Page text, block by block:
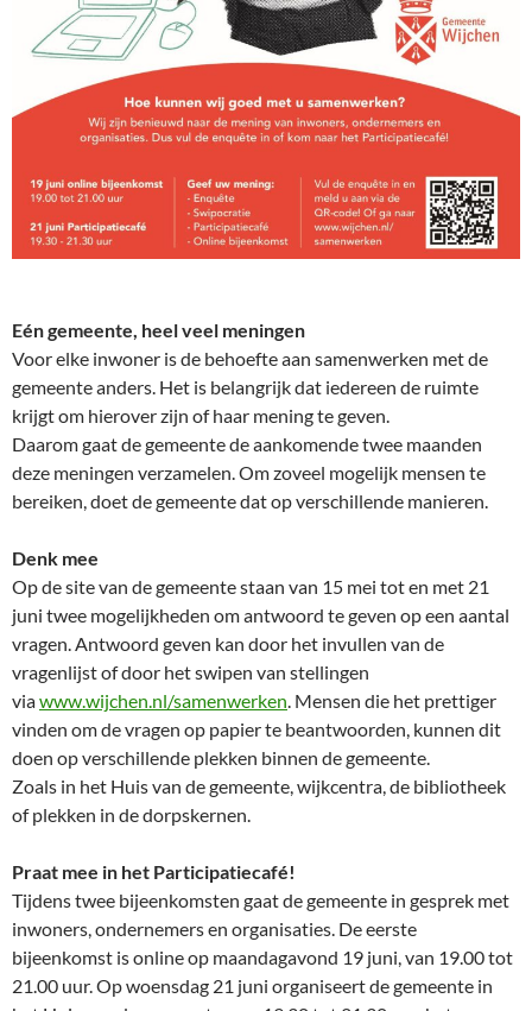
Eén gemeente, heel veel meningen
Voor elke inwoner is de behoefte aan samenwerken met de
gemeente anders. Het is belangrijk dat iedereen de ruimte
krijgt om hierover zijn of haar mening te geven.
Daarom gaat de gemeente de aankomende twee maanden
deze meningen verzamelen. Om zoveel mogelijk mensen te
bereiken, doet de gemeente dat op verschillende manieren.
Denk mee
Op de site van de gemeente staan van 15 mei tot en met 21
juni twee mogelijkheden om antwoord te geven op een aantal
vragen. Antwoord geven kan door het invullen van de
vragenlijst of door het swipen van stellingen
viawww.wijchen.nl/samenwerken. Mensen die het prettiger
vinden om de vragen op papier te beantwoorden, kunnen dit
doen op verschillende plekken binnen de gemeente.
Zoals in het Huis van de gemeente, wijkcentra, de bibliotheek
of plekken in de dorpskernen.
Praat mee in het Participatiecafé!
Tijdens twee bijeenkomsten gaat de gemeente in gesprek met
inwoners, ondernemers en organisaties. De eerste
bijeenkomst is online op maandagavond 19 juni, van 19.00 tot
21.00 uur. Op woensdag 21 juni organiseert de gemeente in